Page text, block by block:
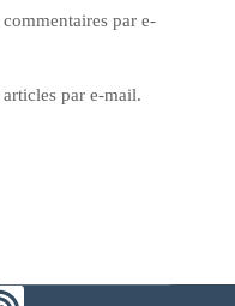
par e-
par e-mail.